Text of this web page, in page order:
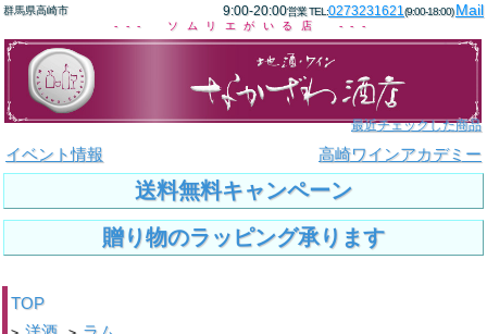
群馬県高崎市 9:00-20:00営業 TEL:0273231621(9:00-18:00)Mail
--- ソムリエがいる店 ---
最近チェックした商品
イベント情報 高崎ワインアカデミー
送料無料キャンペーン
贈り物のラッピング承ります
TOP